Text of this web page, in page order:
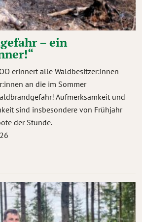
– ein
erinnert alle Waldbesitzer:innen
an die im Sommer
Aufmerksamkeit und
sind insbesondere von Frühjahr
der Stunde.